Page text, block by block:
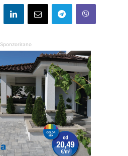
Sponzorirano